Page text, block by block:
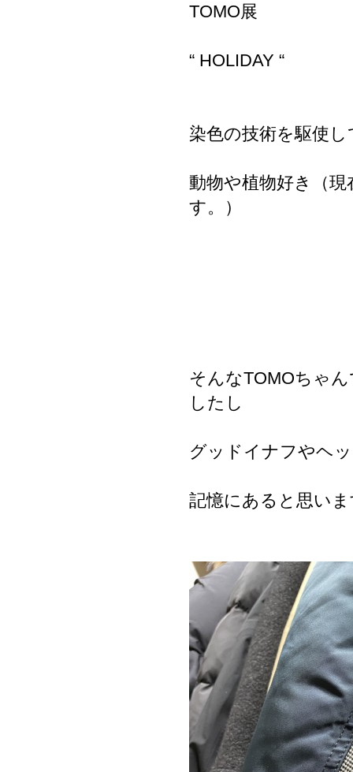
TOMO展
“ HOLIDAY “
染色の技術を駆使
動物や植物好き（
す。）
そんなTOMOちゃ
したし
グッドイナフやヘ
記憶にあると思い